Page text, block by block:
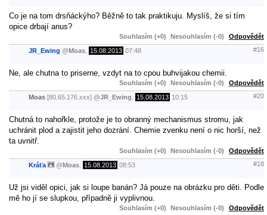
Co je na tom drsňáckýho? Běžně to tak praktikuju. Myslíš, že si tím
opice drbají anus?
Souhlasím (+0) Nesouhlasím (-0) Odpovědět
JR_Ewing @Moas 15.08.2013 07:48 #16
Ne, ale chutna to priserne, vzdyt na to cpou buhvijakou chemii.
Souhlasím (+0) Nesouhlasím (-0) Odpovědět
Moas [80.65.176.xxx] @JR_Ewing 15.08.2013 10:15 #20
Chutná to nahořkle, protože je to obranný mechanismus stromu, jak
uchránit plod a zajistit jeho dozrání. Chemie zvenku není o nic horší, než
ta uvnitř.
Souhlasím (+0) Nesouhlasím (-0) Odpovědět
Kráťa @Moas 15.08.2013 08:53 #18
Už jsi viděl opici, jak si loupe banán? Já pouze na obrázku pro děti. Podle
mě ho jí se slupkou, případně ji vyplivnou.
Souhlasím (+0) Nesouhlasím (-0) Odpovědět